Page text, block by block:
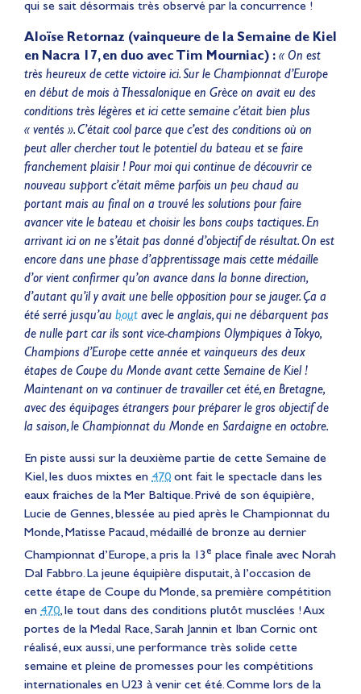
qui se sait désormais très observé par la concurrence !
Aloïse Retornaz (vainqueure de la Semaine de Kiel
en Nacra 17, en duo avec Tim Mourniac) : « On est
très heureux de cette victoire ici. Sur le Championnat d’Europe
en début de mois à Thessalonique en Grèce on avait eu des
conditions très légères et ici cette semaine c’était bien plus
« ventés ». C’était cool parce que c’est des conditions où on
peut aller chercher tout le potentiel du bateau et se faire
franchement plaisir ! Pour moi qui continue de découvrir ce
nouveau support c’était même parfois un peu chaud au
portant mais au final on a trouvé les solutions pour faire
avancer vite le bateau et choisir les bons coups tactiques. En
arrivant ici on ne s’était pas donné d’objectif de résultat. On est
encore dans une phase d’apprentissage mais cette médaille
d’or vient confirmer qu’on avance dans la bonne direction,
d’autant qu’il y avait une belle opposition pour se jauger. Ça a
été serré jusqu’au bout avec le anglais, qui ne débarquent pas
de nulle part car ils sont vice-champions Olympiques à Tokyo,
Champions d’Europe cette année et vainqueurs des deux
étapes de Coupe du Monde avant cette Semaine de Kiel !
Maintenant on va continuer de travailler cet été, en Bretagne,
avec des équipages étrangers pour préparer le gros objectif de
la saison, le Championnat du Monde en Sardaigne en octobre.
En piste aussi sur la deuxième partie de cette Semaine de
Kiel, les duos mixtes en 470 ont fait le spectacle dans les
eaux fraiches de la Mer Baltique. Privé de son équipière,
Lucie de Gennes, blessée au pied après le Championnat du
Monde, Matisse Pacaud, médaillé de bronze au dernier
Championnat d’Europe, a pris la 13e place finale avec Norah
Dal Fabbro. La jeune équipière disputait, à l’occasion de
cette étape de Coupe du Monde, sa première compétition
en 470, le tout dans des conditions plutôt musclées ! Aux
portes de la Medal Race, Sarah Jannin et Iban Cornic ont
réalisé, eux aussi, une performance très solide cette
semaine et pleine de promesses pour les compétitions
internationales en U23 à venir cet été. Comme lors de la